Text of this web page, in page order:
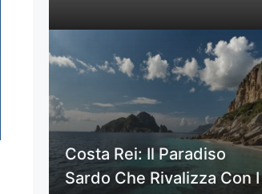
Costa Rei: Il Paradiso
Sardo Che Rivalizza Con I